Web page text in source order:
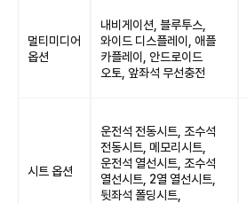
멀티미디어
옵션
내비게이션, 블루투스,
와이드 디스플레이, 애플
카플레이, 안드로이드
오토, 앞좌석 무선충전
시트 옵션
운전석 전동시트, 조수석
전동시트, 메모리시트,
운전석 열선시트, 조수석
열선시트, 2열 열선시트,
뒷좌석 폴딩시트,